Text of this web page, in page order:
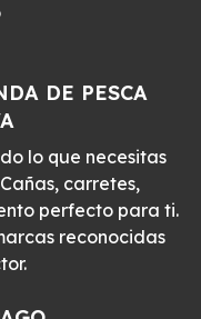
DE PESCA
lo que necesitas
carretes,
perfecto para ti.
reconocidas